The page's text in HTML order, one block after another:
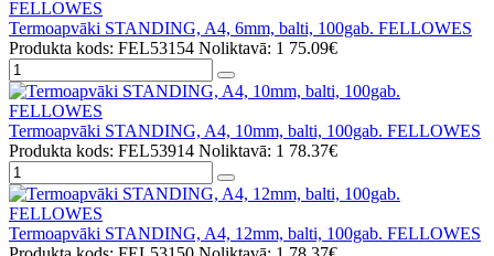
Termoapvāki STANDING, A4, 6mm, balti, 100gab. FELLOWES
Produkta kods: FEL53154 Noliktavā: 1 75.09€
Termoapvāki STANDING, A4, 10mm, balti, 100gab. FELLOWES
Produkta kods: FEL53914 Noliktavā: 1 78.37€
Termoapvāki STANDING, A4, 12mm, balti, 100gab. FELLOWES